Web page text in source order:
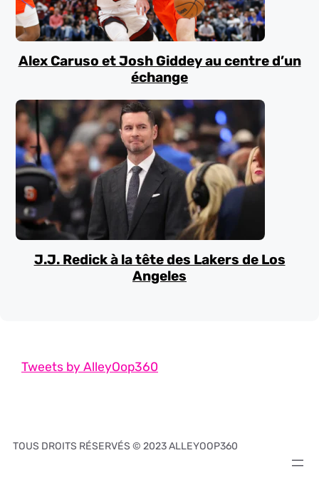
Alex Caruso et Josh Giddey au centre d’un
échange
J.J. Redick à la tête des Lakers de Los
Angeles
Tweets by AlleyOop360
TOUS DROITS RÉSERVÉS © 2023 ALLEYOOP360